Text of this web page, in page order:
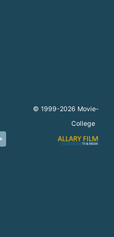
© 1999-2026 Movie-
College